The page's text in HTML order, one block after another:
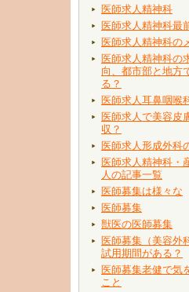
医師求人精神科
医師求人精神科最
医師求人精神科の
医師求人精神科の
向、都市部と地方
る？
医師求人耳鼻咽喉
医師求人で美容皮
収？
医師求人形成外科
医師求人精神科・
人の記事一覧
医師募集は様々な
医師募集
獣医の医師募集
医師募集（美容外
試用期間がある？
医師募集老健で気
こと